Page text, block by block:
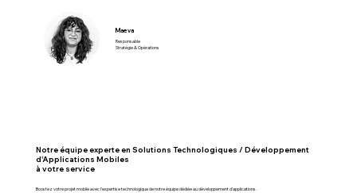
Maeva
Responsable
Stratégie & Opérations
Notre équipe experte en Solutions Technologiques / Développement
d'Applications Mobiles
à votre service
Boostez votre projet mobile avec l'expertise technologique de notre équipe dédiée au développement d'applications.